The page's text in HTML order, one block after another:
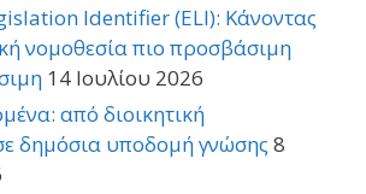
Identifier (ELI): Κάνοντας
νομοθεσία πιο προσβάσιμη
14 Ιουλίου 2026
από διοικητική
δημόσια υποδομή γνώσης 8